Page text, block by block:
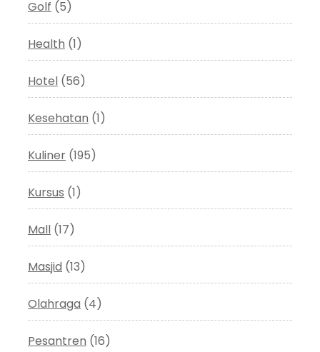
Golf (5)
Health (1)
Hotel (56)
Kesehatan (1)
Kuliner (195)
Kursus (1)
Mall (17)
Masjid (13)
Olahraga (4)
Pesantren (16)